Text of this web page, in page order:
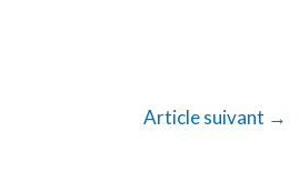
Article suivant →